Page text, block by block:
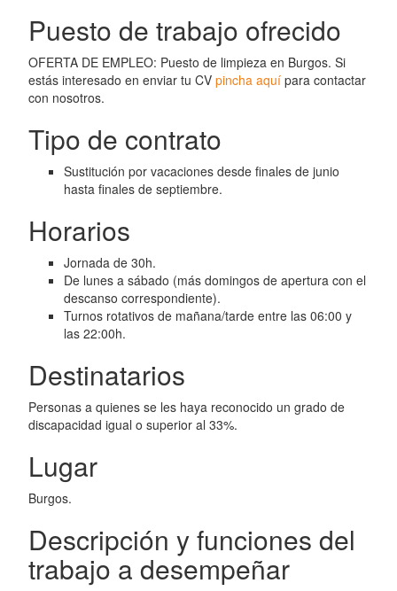
Puesto de trabajo ofrecido
OFERTA DE EMPLEO: Puesto de limpieza en Burgos. Si
estás interesado en enviar tu CV pincha aquí para contactar
con nosotros.
Tipo de contrato
Sustitución por vacaciones desde finales de junio
hasta finales de septiembre.
Horarios
Jornada de 30h.
De lunes a sábado (más domingos de apertura con el
descanso correspondiente).
Turnos rotativos de mañana/tarde entre las 06:00 y
las 22:00h.
Destinatarios
Personas a quienes se les haya reconocido un grado de
discapacidad igual o superior al 33%.
Lugar
Burgos.
Descripción y funciones del
trabajo a desempeñar